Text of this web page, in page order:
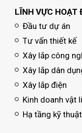
LĨNH VỰC HOẠT
Đầu tư dự án
Tư vấn thiết kế
Xây lắp công
Xây lắp dân
Xây lắp điện
Kinh doanh vật
Hạ tầng kỹ thuật